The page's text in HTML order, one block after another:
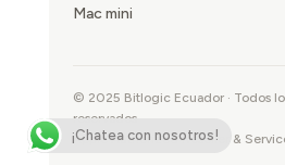
Mac mini
© 2025 Bitlogic Ecuador · Todos
reservados
Apple Authorized Reseller &
¡Chatea con nosotros!